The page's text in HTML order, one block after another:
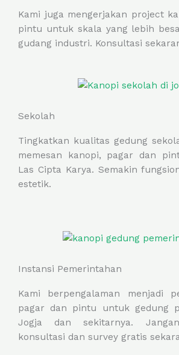
Kami juga mengerjakan project
pintu untuk skala yang lebih
gudang industri. Konsultasi
Sekolah
Tingkatkan kualitas gedung
memesan kanopi, pagar dan
Las Cipta Karya. Semakin
estetik.
Instansi Pemerintahan
Kami berpengalaman menjadi
pagar dan pintu untuk gedung
Jogja dan sekitarnya.
konsultasi dan survey gratis